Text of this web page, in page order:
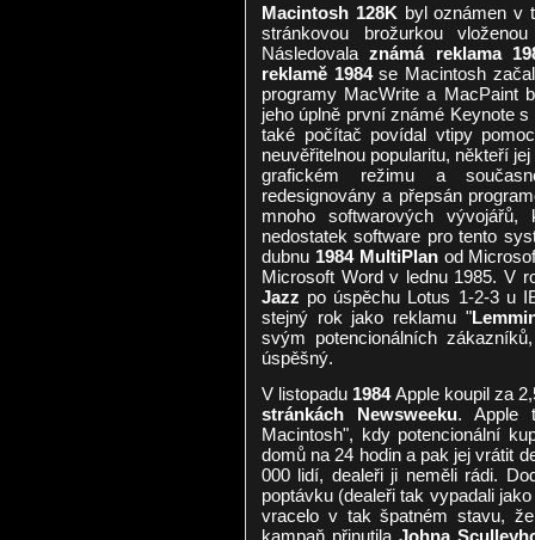
Macintosh 128K byl oznámen v
stránkovou brožurkou
Následovalaznámá reklama
reklamě 1984se Macintosh
programy MacWrite a MacPaint
jeho úplně první známé Keynote
také počítač povídal vtipy
neuvěřitelnou popularitu, někteří
grafickém režimu a
redesignovány a přepsán
mnoho softwarových
nedostatek software pro tento
dubnu 1984 MultiPlanod
Microsoft Word v lednu 1985. V
Jazz po úspěchu Lotus 1-2-3 u
stejný rok jako reklamu "
svým potencionálních
úspěšný.
V listopadu 1984Apple koupil za
stránkách Newsweeku. Apple
Macintosh", kdy potencionální
domů na 24 hodin a pak jej vrátit
000 lidí, dealeři ji neměli rádi.
poptávku (dealeři tak vypadali
vracelo v tak špatném stavu,
kampaň přinutila Johna